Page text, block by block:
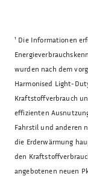
¹ Die Informationen
wurden nach dem
Harmonised Light-
Kraftstoffverbrauch
effizienten
Fahrstil und anderen
die Erderwärmung
den
angebotenen neuen